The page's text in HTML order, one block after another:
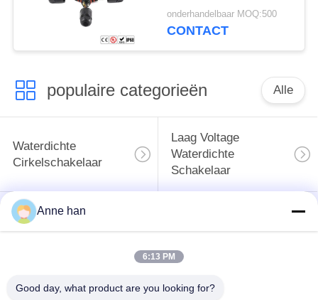
gelijkstroom
Schakelaars
onderhandelbaar MOQ:500
CONTACT
populaire categorieën Alle
Waterdichte
Cirkelschakelaar
Laag Voltage
Waterdichte
Schakelaar
Waterdichte
Gegevensschakelaar
Mannelijke
Waterdichte
Anne han
6:13 PM
Good day, what product are you looking for?